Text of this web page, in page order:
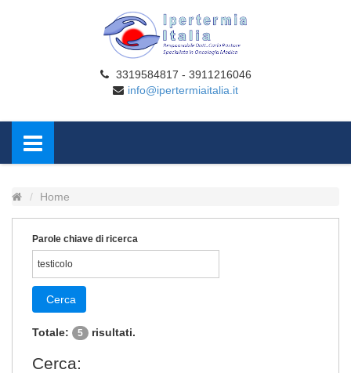
3319584817 - 3911216046
info@ipertermiaitalia.it
Home
Parole chiave di ricerca
Cerca
Totale: 5 risultati.
Cerca: